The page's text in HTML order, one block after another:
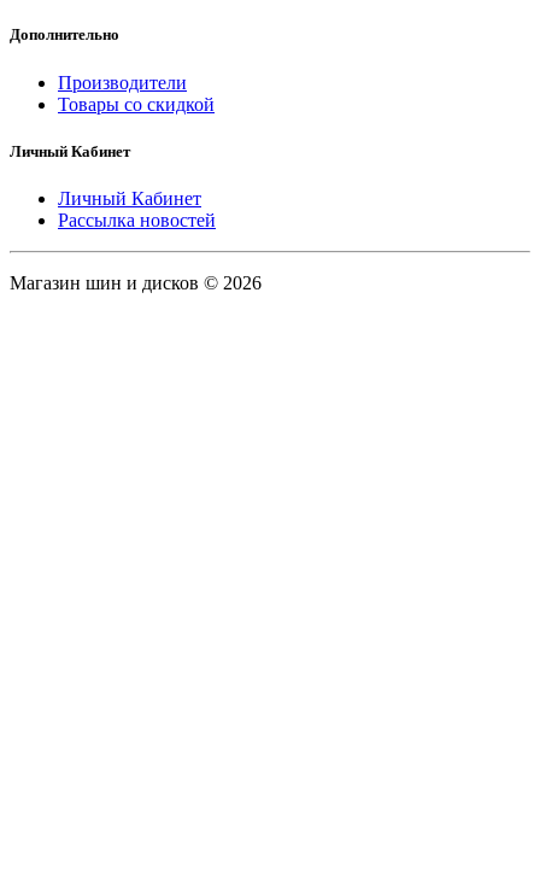
Дополнительно
Производители
Товары со скидкой
Личный Кабинет
Личный Кабинет
Рассылка новостей
Магазин шин и дисков © 2026